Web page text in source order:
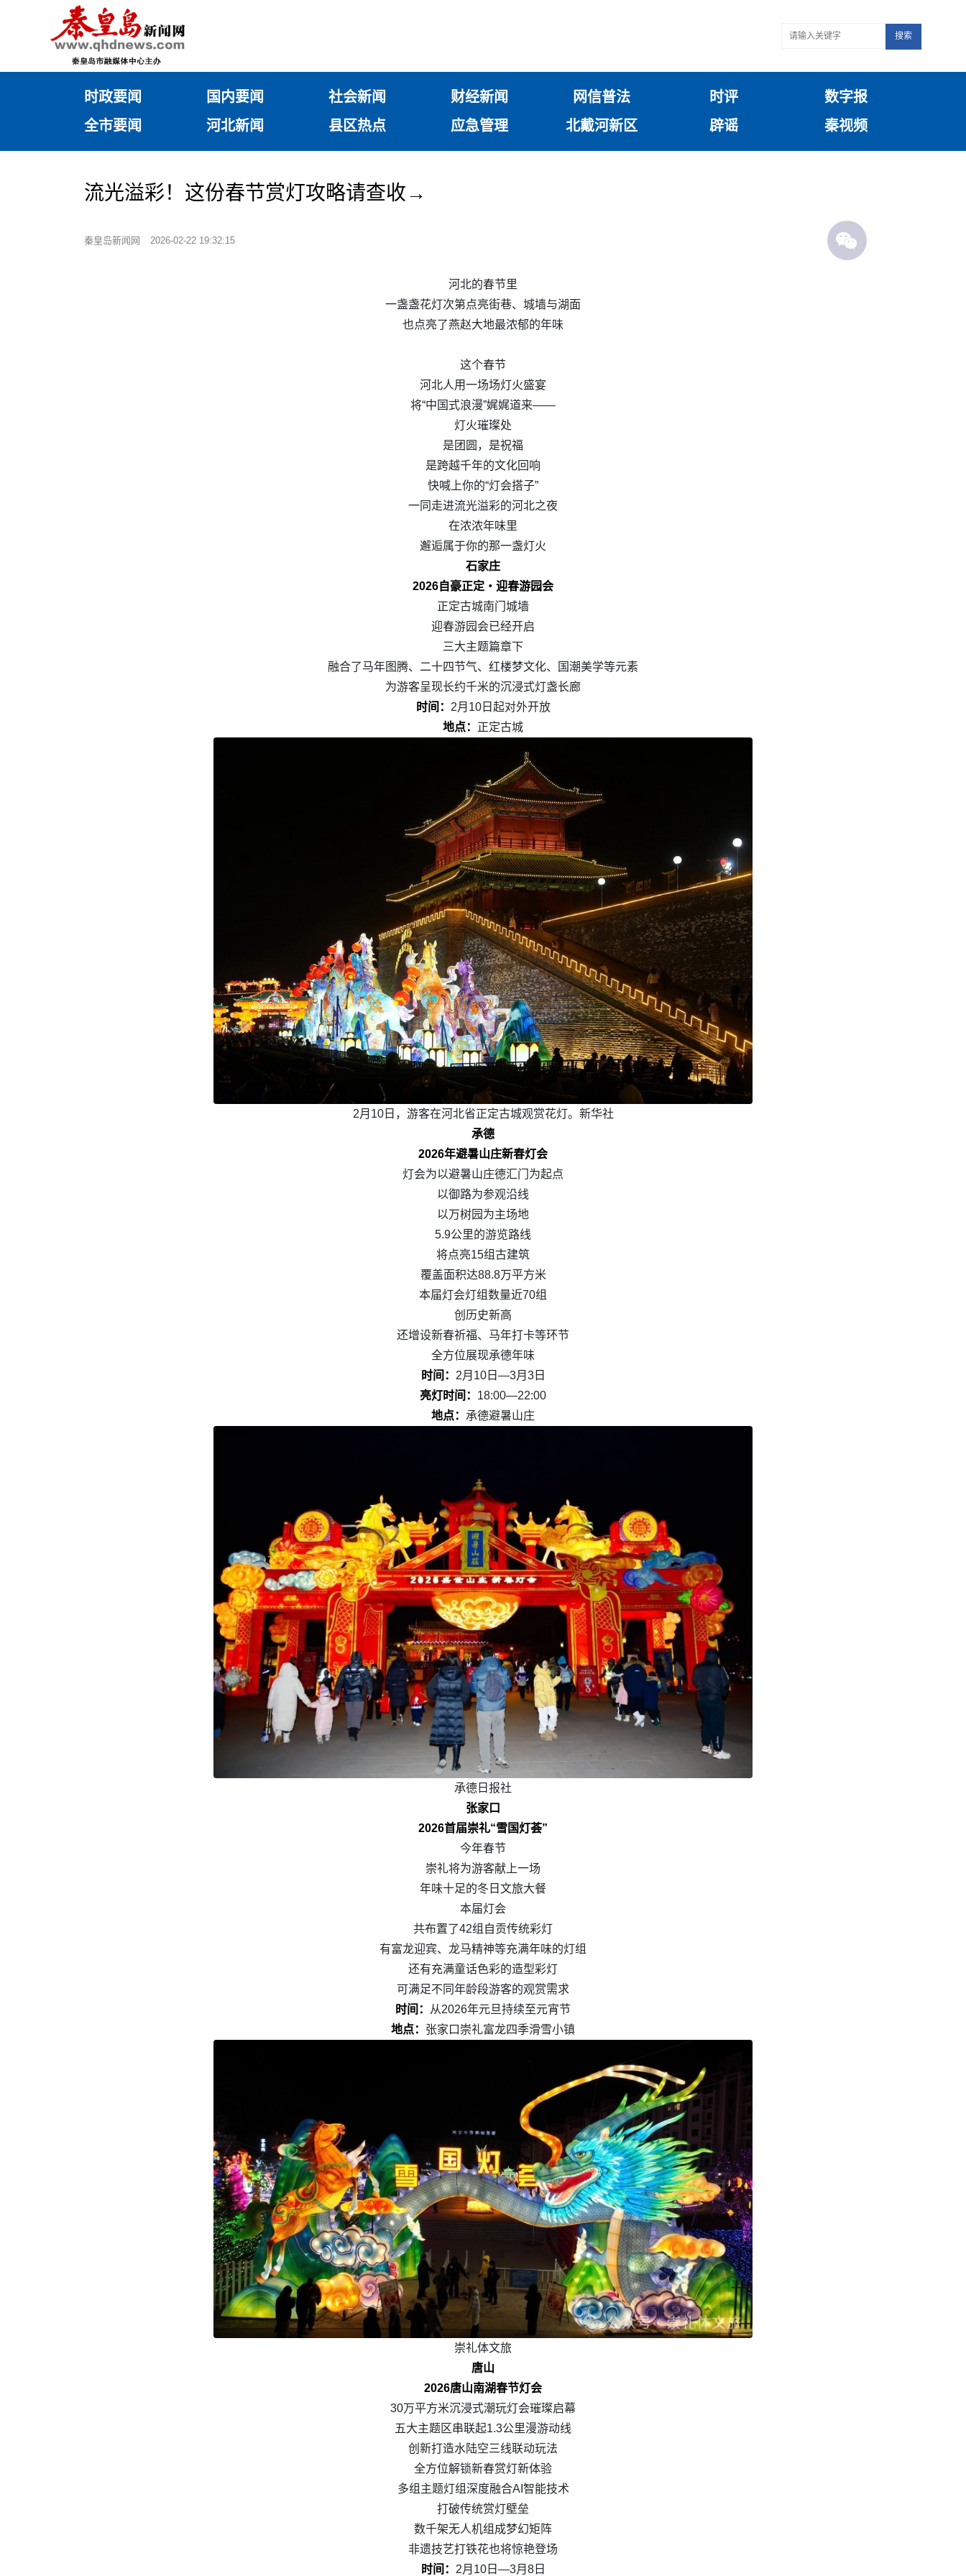
搜索
时政要闻 国内要闻 社会新闻 财经新闻 网信普法 时评
数字报
全市要闻
河北新闻 县区热点 应急管理 北戴河新区 辟谣 秦视频
流光溢彩！这份春节赏灯攻略请查收→
秦皇岛新闻网 2026-02-22 19:32:15
河北的春节里
一盏盏花灯次第点亮街巷、城墙与湖面
也点亮了燕赵大地最浓郁的年味
这个春节
河北人用一场场灯火盛宴
将“中国式浪漫”娓娓道来——
灯火璀璨处
是团圆，是祝福
是跨越千年的文化回响
快喊上你的“灯会搭子”
一同走进流光溢彩的河北之夜
在浓浓年味里
邂逅属于你的那一盏灯火
石家庄
2026自豪正定・迎春游园会
正定古城南门城墙
迎春游园会已经开启
三大主题篇章下
融合了马年图腾、二十四节气、红楼梦文化、国潮美学等元素
为游客呈现长约千米的沉浸式灯盏长廊
时间： 2月10日起对外开放
地点： 正定古城
2月10日，游客在河北省正定古城观赏花灯。新华社
承德
2026年避暑山庄新春灯会
灯会为以避暑山庄德汇门为起点
以御路为参观沿线
以万树园为主场地
5.9公里的游览路线
将点亮15组古建筑
覆盖面积达88.8万平方米
本届灯会灯组数量近70组
创历史新高
还增设新春祈福、马年打卡等环节
全方位展现承德年味
时间： 2月10日—3月3日
亮灯时间： 18:00—22:00
地点： 承德避暑山庄
承德日报社
张家口
2026首届崇礼“雪国灯荟”
今年春节
崇礼将为游客献上一场
年味十足的冬日文旅大餐
本届灯会
共布置了42组自贡传统彩灯
有富龙迎宾、龙马精神等充满年味的灯组
还有充满童话色彩的造型彩灯
可满足不同年龄段游客的观赏需求
时间：
从2026年元旦持续至元宵节
地点： 张家口崇礼富龙四季滑雪小镇
崇礼体文旅
唐山
2026唐山南湖春节灯会
30万平方米沉浸式潮玩灯会璀璨启幕
五大主题区串联起1.3公里漫游动线
创新打造水陆空三线联动玩法
全方位解锁新春赏灯新体验
多组主题灯组深度融合AI智能技术
打破传统赏灯壁垒
数千架无人机组成梦幻矩阵
非遗技艺打铁花也将惊艳登场
时间： 2月10日—3月8日